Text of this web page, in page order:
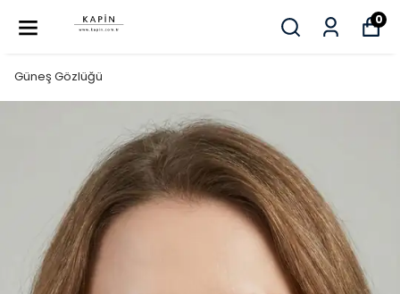
0
Güneş Gözlüğü